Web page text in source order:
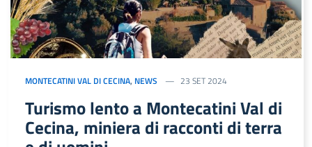
MONTECATINI VAL DI CECINA, NEWS 23 SET 2024
Turismo lento a Montecatini Val di
Cecina, miniera di racconti di terra